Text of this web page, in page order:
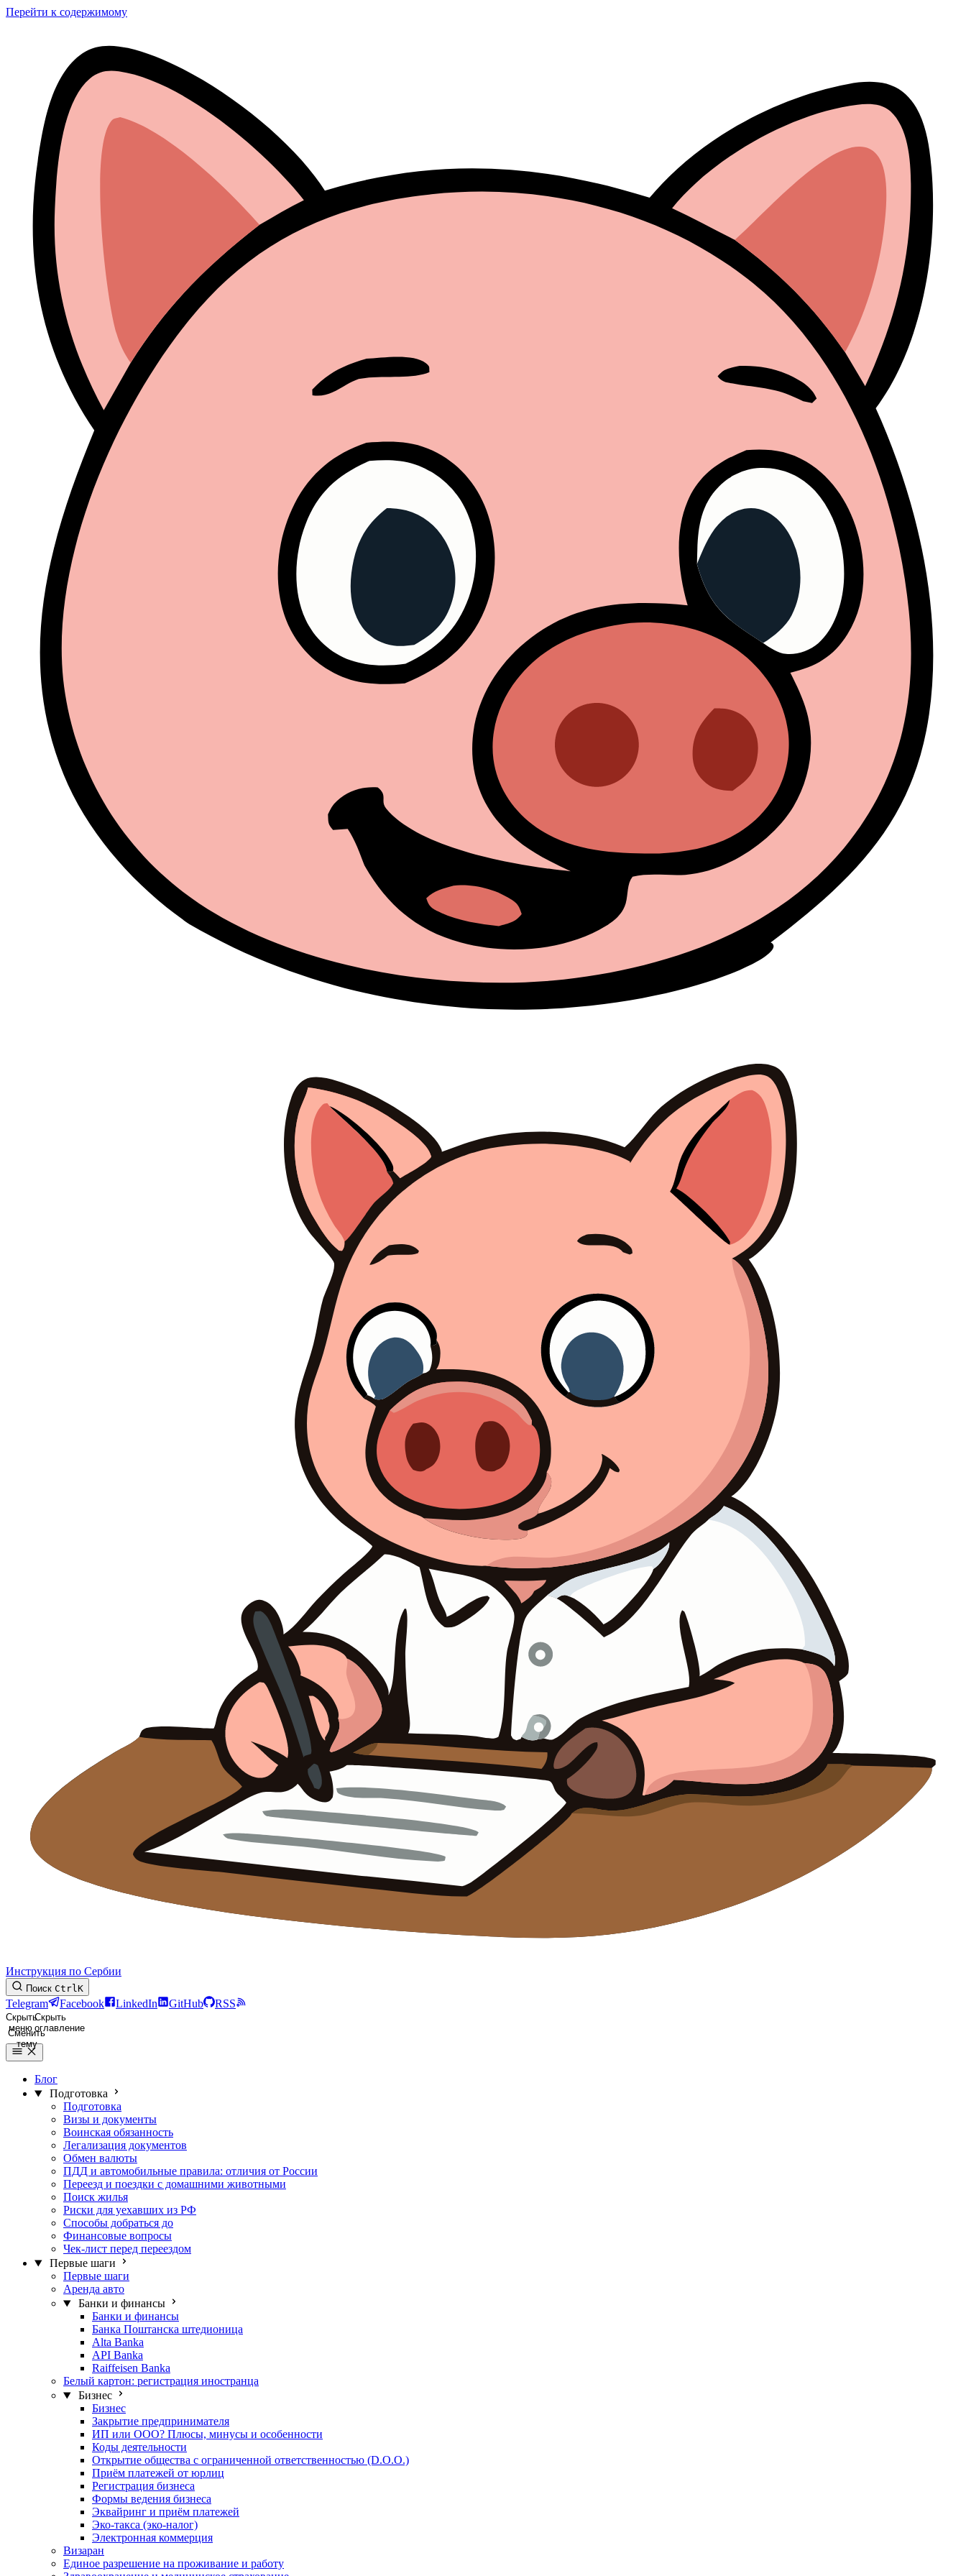
Перейти к содержимому
Инструкция по Сербии
Поиск CtrlK
Telegram Facebook LinkedIn GitHub RSS
Скрыть
меню
Скрыть
оглавление
Сменить
тему
Блог
Подготовка
Подготовка
Визы и документы
Воинская обязанность
Легализация документов
Обмен валюты
ПДД и автомобильные правила: отличия от России
Переезд и поездки с домашними животными
Поиск жилья
Риски для уехавших из РФ
Способы добраться до
Финансовые вопросы
Чек-лист перед переездом
Первые шаги
Первые шаги
Аренда авто
Банки и финансы
Банки и финансы
Банка Поштанска штедионица
Alta Banka
API Banka
Raiffeisen Banka
Белый картон: регистрация иностранца
Бизнес
Бизнес
Закрытие предпринимателя
ИП или ООО? Плюсы, минусы и особенности
Коды деятельности
Открытие общества с ограниченной ответственностью (D.O.O.)
Приём платежей от юрлиц
Регистрация бизнеса
Формы ведения бизнеса
Эквайринг и приём платежей
Эко-такса (эко-налог)
Электронная коммерция
Визаран
Единое разрешение на проживание и работу